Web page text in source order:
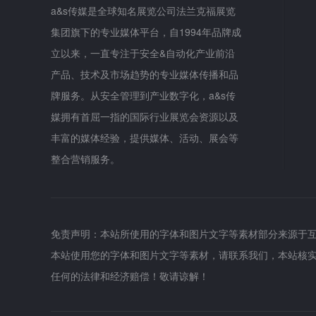
a&s传媒是全球知名展览公司法兰克福展览
集团旗下的专业媒体平台，自1994年品牌成
立以来，一直专注于安全&自动化产业前沿
产品、技术及市场趋势的专业媒体传播和品
牌服务。从安全管理到产业数字化，a&s传
媒拥有首屈一指的国际行业展览会资源以及
丰富的媒体经验，提供媒体、活动、展会等
整合营销服务。
免责声明：本站所使用的字体和图片文字等素材部分来源
本站使用您的字体和图片文字等素材，请联系我们，本站
任何的法律和经济赔偿！敬请谅解！